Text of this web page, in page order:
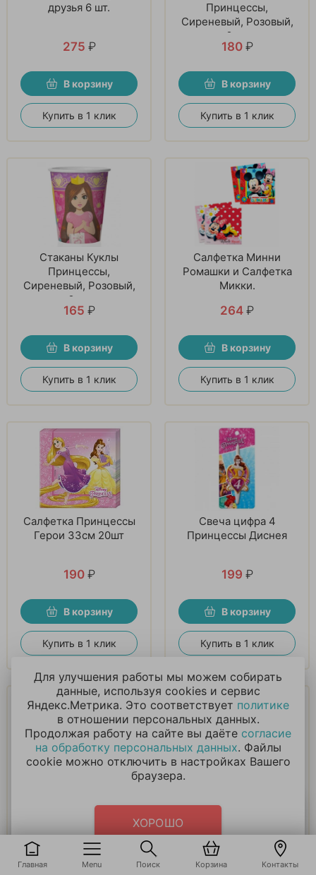
Главная Menu Поиск Корзина Контакты
друзья 6 шт.
275 ₽
В корзину
Купить в 1 клик
Принцессы,
Сиреневый, Розовый,
6 шт
180 ₽
В корзину
Купить в 1 клик
Стаканы Куклы
Принцессы,
Сиреневый, Розовый,
6 шт
165 ₽
В корзину
Купить в 1 клик
Салфетка Минни
Ромашки и Салфетка
Микки.
264 ₽
В корзину
Купить в 1 клик
Салфетка Принцессы
Герои 33см 20шт
190 ₽
В корзину
Купить в 1 клик
Свеча цифра 4
Принцессы Диснея
199 ₽
В корзину
Купить в 1 клик
463₽ 210₽
Для улучшения работы мы можем собирать
данные, используя cookies и сервис
Яндекс.Метрика. Это соответствует политике
в отношении персональных данных.
Продолжая работу на сайте вы даёте согласие
на обработку персональных данных. Файлы
cookie можно отключить в настройках Вашего
браузера.
ХОРОШО